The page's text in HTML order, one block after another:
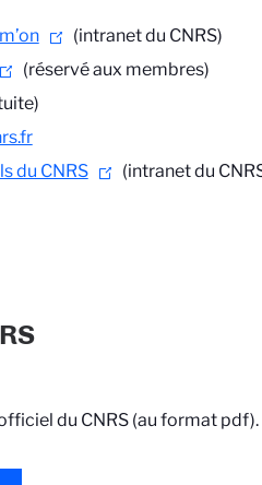
(intranet du CNRS)
(réservé aux membres)
du CNRS
(intranet du
du CNRS (au format pdf).